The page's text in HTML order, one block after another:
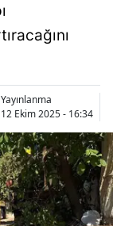
Bolu
Yayınlanma
12 Ekim 2025 - 16:34